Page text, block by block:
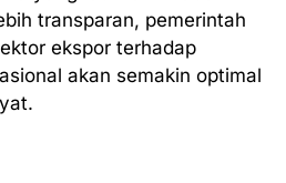
transparan, pemerintah
ekspor terhadap
akan semakin optimal